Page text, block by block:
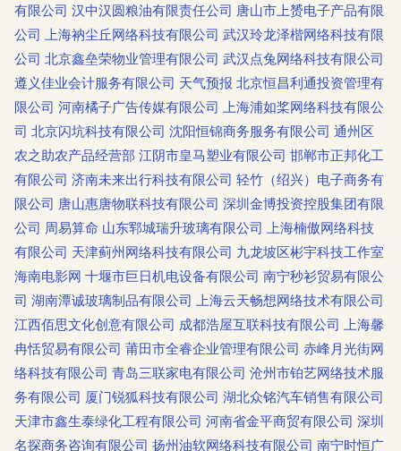
有限公司 汉中汉圆粮油有限责任公司 唐山市上赟电子产品有限
公司 上海衲尘丘网络科技有限公司 武汉玲龙泽楷网络科技有限
公司 北京鑫垒荣物业管理有限公司 武汉点兔网络科技有限公司
遵义佳业会计服务有限公司 天气预报 北京恒昌利通投资管理有
限公司 河南橘子广告传媒有限公司 上海浦如桨网络科技有限公
司 北京闪坑科技有限公司 沈阳恒锦商务服务有限公司 通州区
农之助农产品经营部 江阴市皇马塑业有限公司 邯郸市正邦化工
有限公司 济南未来出行科技有限公司 轻竹（绍兴）电子商务有
限公司 唐山惠唐物联科技有限公司 深圳金博投资控股集团有限
公司 周易算命 山东郓城瑞升玻璃有限公司 上海楠傲网络科技
有限公司 天津蓟州网络科技有限公司 九龙坡区彬宇科技工作室
海南电影网 十堰市巨日机电设备有限公司 南宁秒衫贸易有限公
司 湖南潭诚玻璃制品有限公司 上海云天畅想网络技术有限公司
江西佰思文化创意有限公司 成都浩屋互联科技有限公司 上海馨
冉恬贸易有限公司 莆田市全睿企业管理有限公司 赤峰月光街网
络科技有限公司 青岛三联家电有限公司 沧州市铂艺网络技术服
务有限公司 厦门锐狐科技有限公司 湖北众铭汽车销售有限公司
天津市鑫生泰绿化工程有限公司 河南省金平商贸有限公司 深圳
名探商务咨询有限公司 扬州油软网络科技有限公司 南宁时恒广